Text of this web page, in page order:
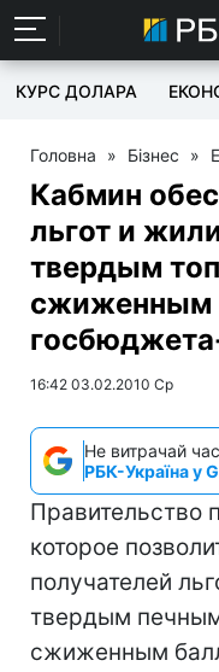
КУРС ДОЛАРА
Головна » Бізнес »
Кабмин
льгот и
твердым
сжиженным
16:42 03.02.2010 Ср
Не витрачай
РБК-Україна у
Правительство
которое
получателей
твердым
сжиженным